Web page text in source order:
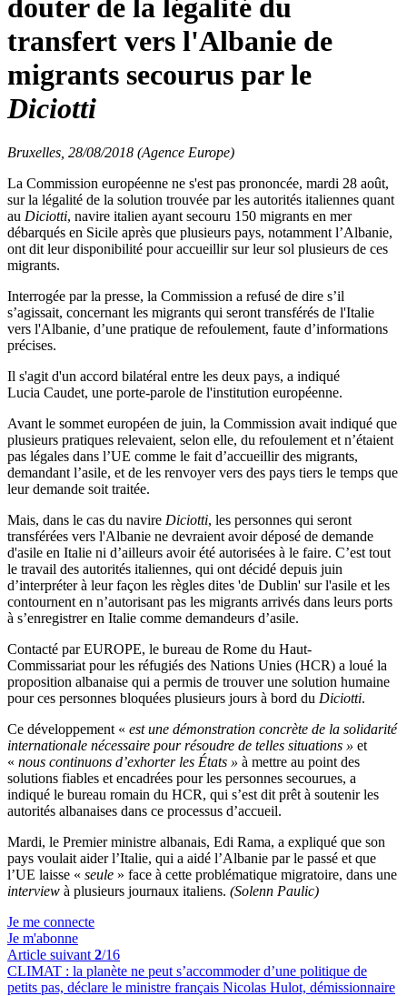
douter de la légalité du
transfert vers l'Albanie de
migrants secourus par le
Diciotti
Bruxelles, 28/08/2018 (Agence Europe)
La Commission européenne ne s'est pas prononcée, mardi 28 août,
sur la légalité de la solution trouvée par les autorités italiennes quant
au Diciotti, navire italien ayant secouru 150 migrants en mer
débarqués en Sicile après que plusieurs pays, notamment l’Albanie,
ont dit leur disponibilité pour accueillir sur leur sol plusieurs de ces
migrants.
Interrogée par la presse, la Commission a refusé de dire s’il
s’agissait, concernant les migrants qui seront transférés de l'Italie
vers l'Albanie, d’une pratique de refoulement, faute d’informations
précises.
Il s'agit d'un accord bilatéral entre les deux pays, a indiqué
Lucia Caudet, une porte-parole de l'institution européenne.
Avant le sommet européen de juin, la Commission avait indiqué que
plusieurs pratiques relevaient, selon elle, du refoulement et n’étaient
pas légales dans l’UE comme le fait d’accueillir des migrants,
demandant l’asile, et de les renvoyer vers des pays tiers le temps que
leur demande soit traitée.
Mais, dans le cas du navire Diciotti, les personnes qui seront
transférées vers l'Albanie ne devraient avoir déposé de demande
d'asile en Italie ni d’ailleurs avoir été autorisées à le faire. C’est tout
le travail des autorités italiennes, qui ont décidé depuis juin
d’interpréter à leur façon les règles dites 'de Dublin' sur l'asile et les
contournent en n’autorisant pas les migrants arrivés dans leurs ports
à s’enregistrer en Italie comme demandeurs d’asile.
Contacté par EUROPE, le bureau de Rome du Haut-
Commissariat pour les réfugiés des Nations Unies (HCR) a loué la
proposition albanaise qui a permis de trouver une solution humaine
pour ces personnes bloquées plusieurs jours à bord du Diciotti.
Ce développement « est une démonstration concrète de la solidarité
internationale nécessaire pour résoudre de telles situations » et
« nous continuons d’exhorter les États » à mettre au point des
solutions fiables et encadrées pour les personnes secourues, a
indiqué le bureau romain du HCR, qui s’est dit prêt à soutenir les
autorités albanaises dans ce processus d’accueil.
Mardi, le Premier ministre albanais, Edi Rama, a expliqué que son
pays voulait aider l’Italie, qui a aidé l’Albanie par le passé et que
l’UE laisse « seule » face à cette problématique migratoire, dans une
interview à plusieurs journaux italiens. (Solenn Paulic)
Je me connecte
Je m'abonne
Article suivant 2/16
CLIMAT : la planète ne peut s’accommoder d’une politique de
petits pas, déclare le ministre français Nicolas Hulot, démissionnaire